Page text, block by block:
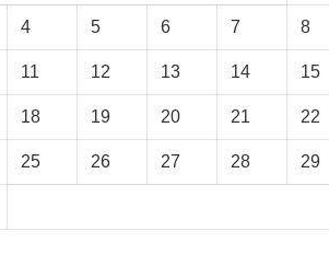
4 5 6 7 8
11 12 13 14 15
18 19 20 21 22
25 26 27 28 29